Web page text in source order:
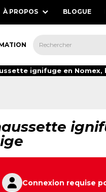
À PROPOS BLOGUE
ignifuge en Nomex,
Connexion requise